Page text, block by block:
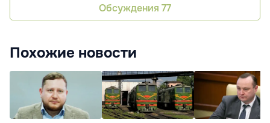
Обсуждения 77
Похожие новости